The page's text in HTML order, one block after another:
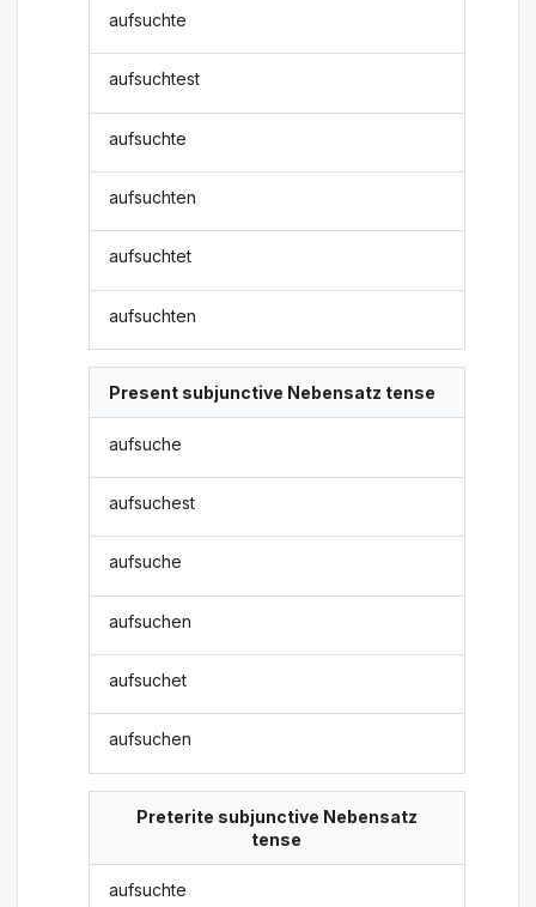
aufsuchte
aufsuchtest
aufsuchte
aufsuchten
aufsuchtet
aufsuchten
Present subjunctive Nebensatz tense
aufsuche
aufsuchest
aufsuche
aufsuchen
aufsuchet
aufsuchen
Preterite subjunctive Nebensatz
tense
aufsuchte